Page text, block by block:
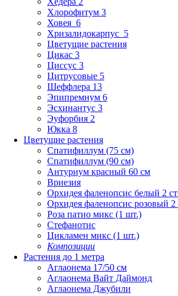
Хлорофитум 3
Ховея 6
Хризалидокарпус 5
Цветущие растения
Цикас 3
Циссус 3
Цитрусовые 5
Шеффлера 13
Эпипремнум 6
Эсхинантус 3
Эуфорбия 2
Юкка 8
Цветущие растения
Спатифиллум (75 см)
Спатифиллум (90 cм)
Антуриум красный 60 см
Вриезия
Орхидея фаленопсис белый 2
Орхидея фаленопсис розовый 2
Роза патио микс (1 шт.)
Стефанотис
Цикламен микс (1 шт.)
Композиции
Растения до 1 метра
Аглаонема 17/50 см
Аглаонема Вайт Даймонд
Аглаонема Джубили